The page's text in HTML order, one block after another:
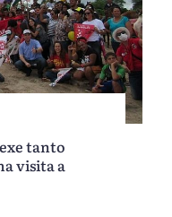
tanto
visita a